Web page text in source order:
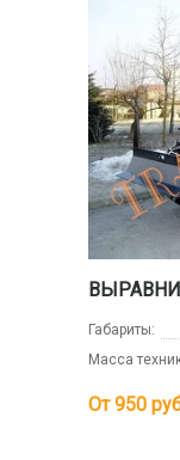
Габариты:
Масса
От 950